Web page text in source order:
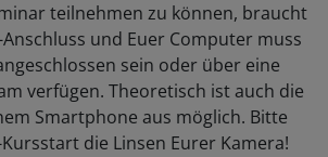
teilnehmen zu können, braucht
und Euer Computer muss
sein oder über eine
verfügen. Theoretisch ist auch die
Smartphone aus möglich. Bitte
die Linsen Eurer Kamera!